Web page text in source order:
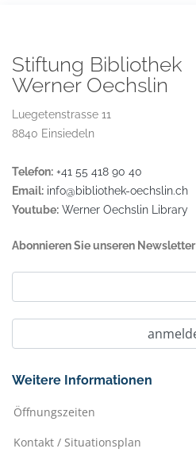
Stiftung Bibliothek
Werner Oechslin
Luegetenstrasse 11
8840 Einsiedeln
Telefon: +41 55 418 90 40
Email: info@bibliothek-oechslin.ch
Youtube: Werner Oechslin Library
Abonnieren Sie unseren Newsletter
Weitere Informationen
Öffnungszeiten
Kontakt / Situationsplan